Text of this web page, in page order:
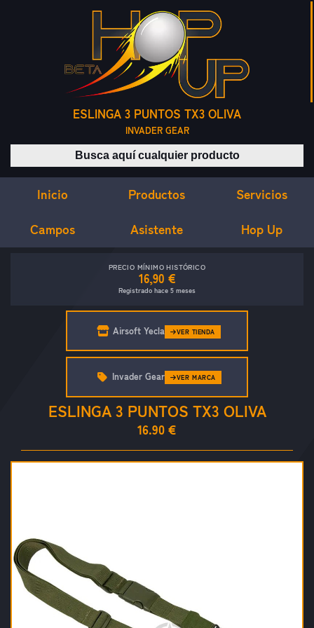
ESLINGA 3 PUNTOS TX3 OLIVA
INVADER GEAR
Buscar productos
Inicio Productos Servicios
Campos Asistente Hop Up
PRECIO MÍNIMO HISTÓRICO
16,90 €
Registrado hace 5 meses
Airsoft Yecla VER TIENDA
ESLINGA 3 PUNTOS TX3 OLIVA
16.90 €
Invader Gear VER MARCA